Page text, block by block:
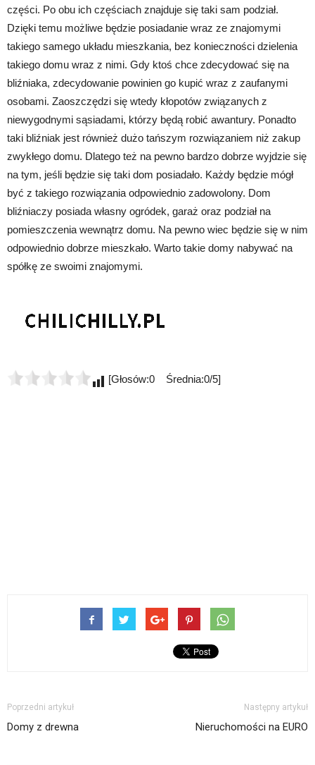
części. Po obu ich częściach znajduje się taki sam podział.
Dzięki temu możliwe będzie posiadanie wraz ze znajomymi
takiego samego układu mieszkania, bez konieczności dzielenia
takiego domu wraz z nimi. Gdy ktoś chce zdecydować się na
bliźniaka, zdecydowanie powinien go kupić wraz z zaufanymi
osobami. Zaoszczędzi się wtedy kłopotów związanych z
niewygodnymi sąsiadami, którzy będą robić awantury. Ponadto
taki bliźniak jest również dużo tańszym rozwiązaniem niż zakup
zwykłego domu. Dlatego też na pewno bardzo dobrze wyjdzie się
na tym, jeśli będzie się taki dom posiadało. Każdy będzie mógł
być z takiego rozwiązania odpowiednio zadowolony. Dom
bliźniaczy posiada własny ogródek, garaż oraz podział na
pomieszczenia wewnątrz domu. Na pewno wiec będzie się w nim
odpowiednio dobrze mieszkało. Warto takie domy nabywać na
spółkę ze swoimi znajomymi.
[Głosów:0 Średnia:0/5]
Poprzedni artykuł
Domy z drewna
Następny artykuł
Nieruchomości na EURO